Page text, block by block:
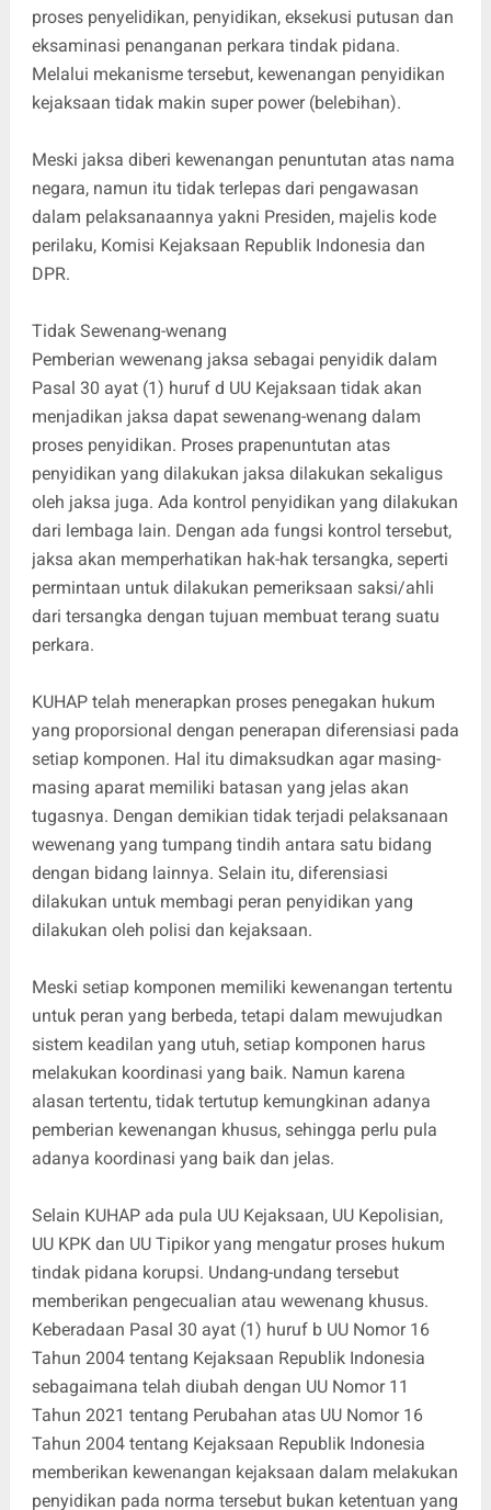
proses penyelidikan, penyidikan, eksekusi putusan dan
eksaminasi penanganan perkara tindak pidana.
Melalui mekanisme tersebut, kewenangan penyidikan
kejaksaan tidak makin super power (belebihan).
Meski jaksa diberi kewenangan penuntutan atas nama
negara, namun itu tidak terlepas dari pengawasan
dalam pelaksanaannya yakni Presiden, majelis kode
perilaku, Komisi Kejaksaan Republik Indonesia dan
DPR.
Tidak Sewenang-wenang
Pemberian wewenang jaksa sebagai penyidik dalam
Pasal 30 ayat (1) huruf d UU Kejaksaan tidak akan
menjadikan jaksa dapat sewenang-wenang dalam
proses penyidikan. Proses prapenuntutan atas
penyidikan yang dilakukan jaksa dilakukan sekaligus
oleh jaksa juga. Ada kontrol penyidikan yang dilakukan
dari lembaga lain. Dengan ada fungsi kontrol tersebut,
jaksa akan memperhatikan hak-hak tersangka, seperti
permintaan untuk dilakukan pemeriksaan saksi/ahli
dari tersangka dengan tujuan membuat terang suatu
perkara.
KUHAP telah menerapkan proses penegakan hukum
yang proporsional dengan penerapan diferensiasi pada
setiap komponen. Hal itu dimaksudkan agar masing-
masing aparat memiliki batasan yang jelas akan
tugasnya. Dengan demikian tidak terjadi pelaksanaan
wewenang yang tumpang tindih antara satu bidang
dengan bidang lainnya. Selain itu, diferensiasi
dilakukan untuk membagi peran penyidikan yang
dilakukan oleh polisi dan kejaksaan.
Meski setiap komponen memiliki kewenangan tertentu
untuk peran yang berbeda, tetapi dalam mewujudkan
sistem keadilan yang utuh, setiap komponen harus
melakukan koordinasi yang baik. Namun karena
alasan tertentu, tidak tertutup kemungkinan adanya
pemberian kewenangan khusus, sehingga perlu pula
adanya koordinasi yang baik dan jelas.
Selain KUHAP ada pula UU Kejaksaan, UU Kepolisian,
UU KPK dan UU Tipikor yang mengatur proses hukum
tindak pidana korupsi. Undang-undang tersebut
memberikan pengecualian atau wewenang khusus.
Keberadaan Pasal 30 ayat (1) huruf b UU Nomor 16
Tahun 2004 tentang Kejaksaan Republik Indonesia
sebagaimana telah diubah dengan UU Nomor 11
Tahun 2021 tentang Perubahan atas UU Nomor 16
Tahun 2004 tentang Kejaksaan Republik Indonesia
memberikan kewenangan kejaksaan dalam melakukan
penyidikan pada norma tersebut bukan ketentuan yang